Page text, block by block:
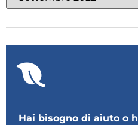
Hai bisogno di aiuto o